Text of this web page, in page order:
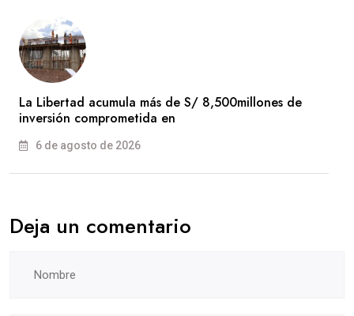
La Libertad acumula más de S/ 8,500millones de
inversión comprometida en
6 de agosto de 2026
Deja un comentario